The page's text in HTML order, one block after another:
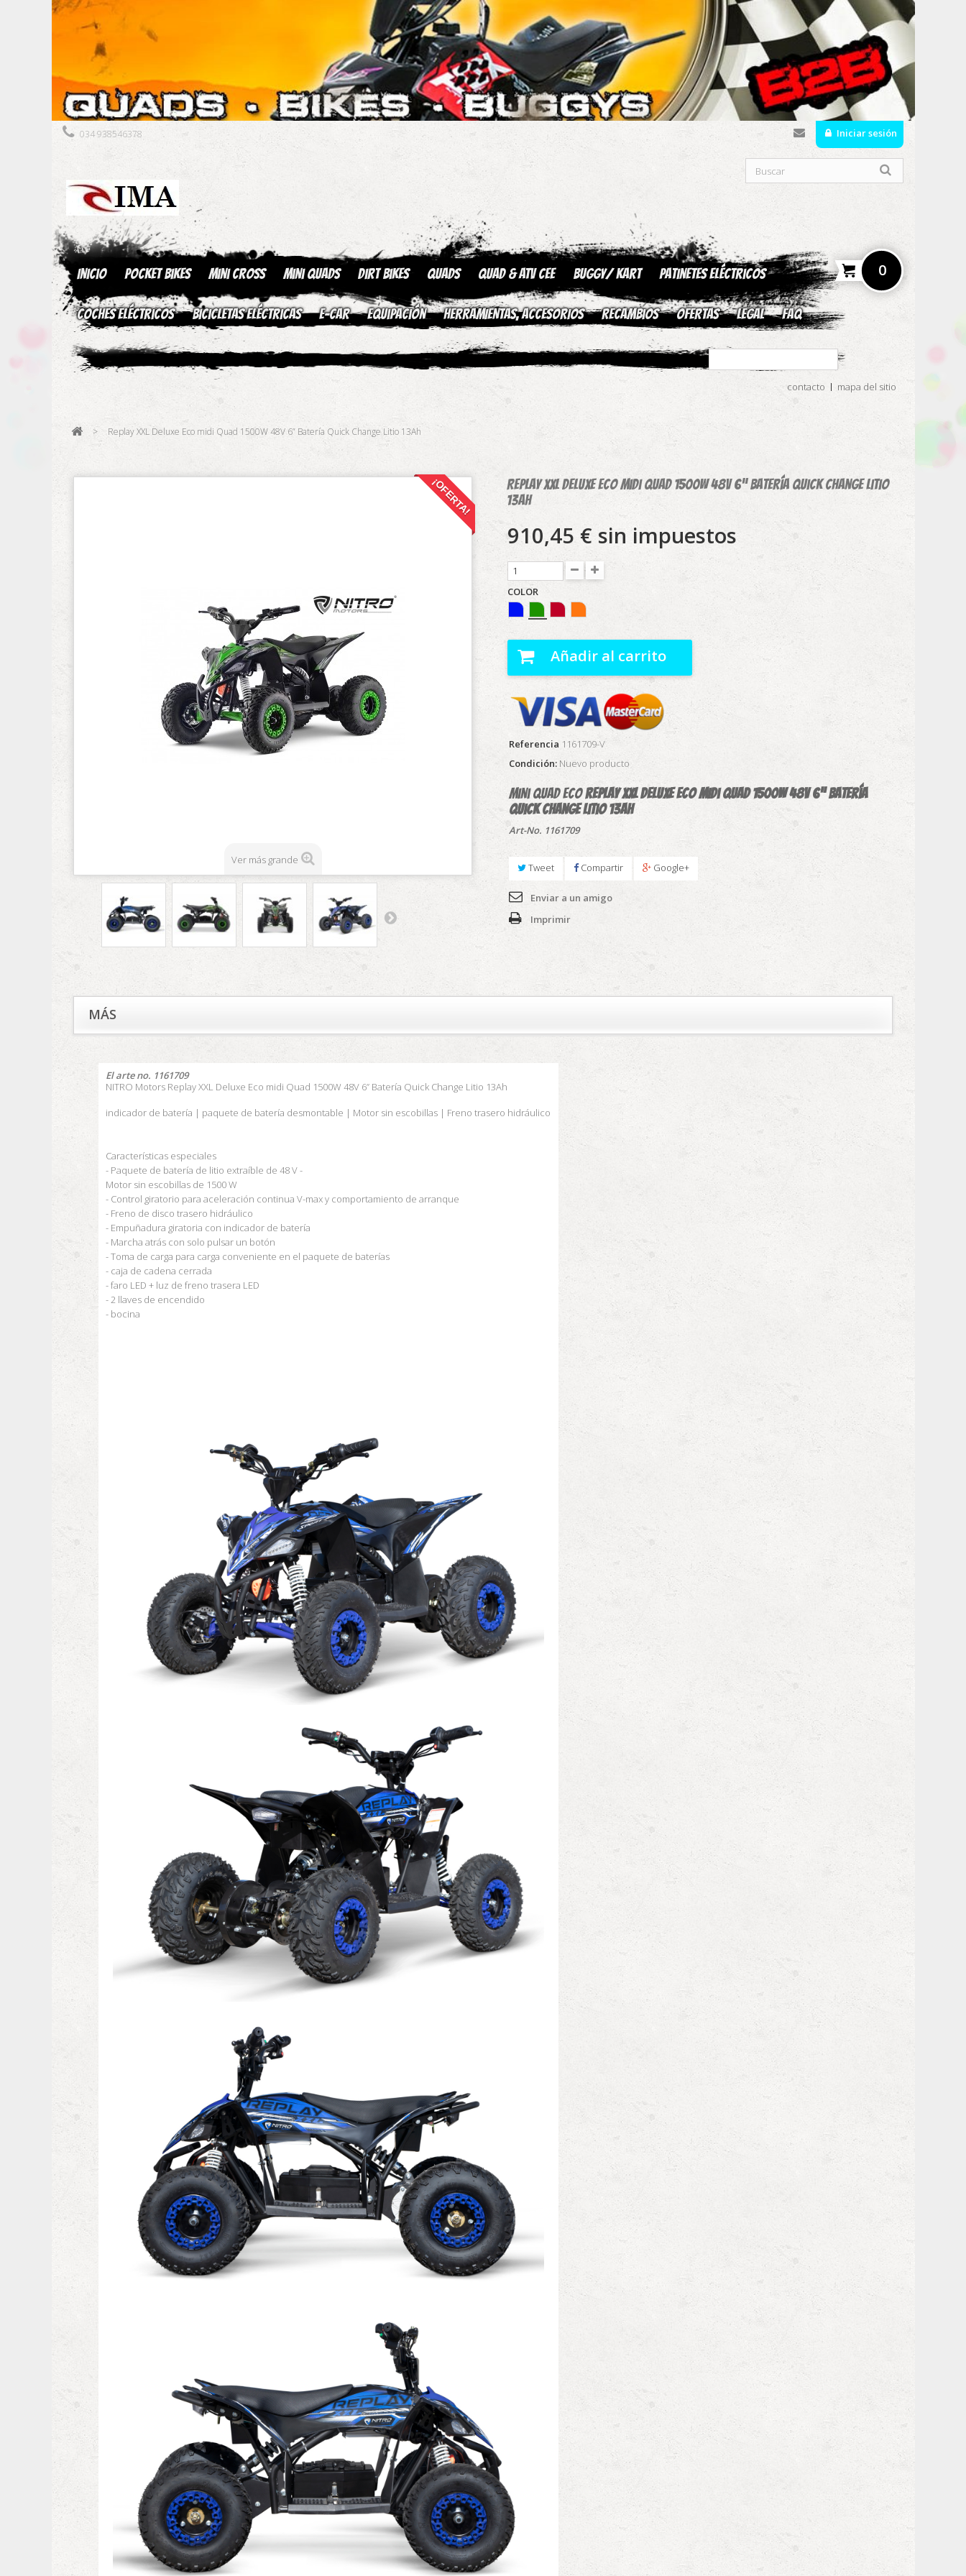
Iniciar sesión
034 938546378
0
Inicio Pocket Bikes Mini Cross Mini Quads Dirt Bikes Quads QUAD & ATV CEE Buggy/ kart Patinetes Eléctricos
Coches Eléctricos Bicicletas Eléctricas E-CAR Equipación HERRAMIENTAS, ACCESORIOS Recambios OFERTAS Legal fAQ
contacto mapa del sitio
> Replay XXL Deluxe Eco midi Quad 1500W 48V 6” Batería Quick Change Litio 13Ah
¡OFERTA!
Ver más grande
Replay XXL Deluxe Eco midi Quad 1500W 48V 6” Batería Quick Change Litio
13Ah
910,45 € sin impuestos
COLOR
Añadir al carrito
Referencia 1161709-V
Condición: Nuevo producto
Mini quad EcoReplay XXL Deluxe Eco midi Quad 1500W 48V 6” Batería
Quick Change Litio 13Ah
Art-No. 1161709
Tweet Compartir Google+
Enviar a un amigo
Imprimir
MÁS
El arte no. 1161709
NITRO Motors Replay XXL Deluxe Eco midi Quad 1500W 48V 6” Batería Quick Change Litio 13Ah
indicador de batería | paquete de batería desmontable | Motor sin escobillas | Freno trasero hidráulico
Características especiales
- Paquete de batería de litio extraíble de 48 V -
Motor sin escobillas de 1500 W
- Control giratorio para aceleración continua V-max y comportamiento de arranque
- Freno de disco trasero hidráulico
- Empuñadura giratoria con indicador de batería
- Marcha atrás con solo pulsar un botón
- Toma de carga para carga conveniente en el paquete de baterías
- caja de cadena cerrada
- faro LED + luz de freno trasera LED
- 2 llaves de encendido
- bocina